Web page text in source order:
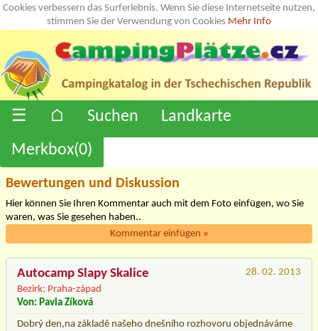
Cookies verbessern das Surferlebnis. Wenn Sie diese Internetseite nutzen,
stimmen Sie der Verwendung von Cookies Mehr Info
☰ ⌂ Suchen
Landkarte
Merkbox(0)
Bewertungen und Diskussion
Hier können Sie Ihren Kommentar auch mit dem Foto einfügen, wo Sie
waren, was Sie gesehen haben..
Kommentar einfügen »
Autocamp Slapy Skalice
Bezirk: Praha-západ
28. 02. 2013
Von: Pavla Zíková
Dobrý den,na základě našeho dnešního rozhovoru objednáváme